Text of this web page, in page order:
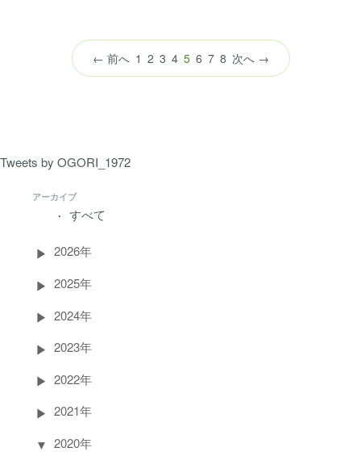
Tweets by OGORI_1972
アーカイブ
すべて
2026年
2025年
2024年
2023年
2022年
2021年
2020年
← 前へ 1 2 3 4 5（こ
の
6 7 8 次へ →